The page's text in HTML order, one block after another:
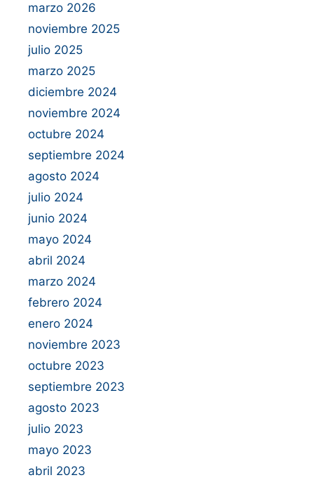
marzo 2026
noviembre 2025
julio 2025
marzo 2025
diciembre 2024
noviembre 2024
octubre 2024
septiembre 2024
agosto 2024
julio 2024
junio 2024
mayo 2024
abril 2024
marzo 2024
febrero 2024
enero 2024
noviembre 2023
octubre 2023
septiembre 2023
agosto 2023
julio 2023
mayo 2023
abril 2023